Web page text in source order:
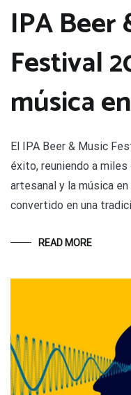
IPA Beer
Festival
música
El IPA Beer & Music
éxito, reuniendo a
artesanal y la música
convertido en una
READ MORE